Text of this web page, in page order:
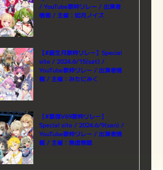
/ YouTube歌枠リレー / 出演者
情報 / 主催：如月ノイズ
【#誕生月歌枠リレー】Special
site / 2024.6/15(sat) /
YouTube歌枠リレー / 出演者情
報 / 主催：みたにみく
【#最強V69歌枠リレー】
Special site / 2024.6/9(san) /
YouTube歌枠リレー / 出演者情
報 / 主催：無虚無眠